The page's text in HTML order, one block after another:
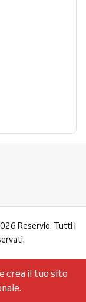
Reservio. Tutti i
e crea il tuo sito